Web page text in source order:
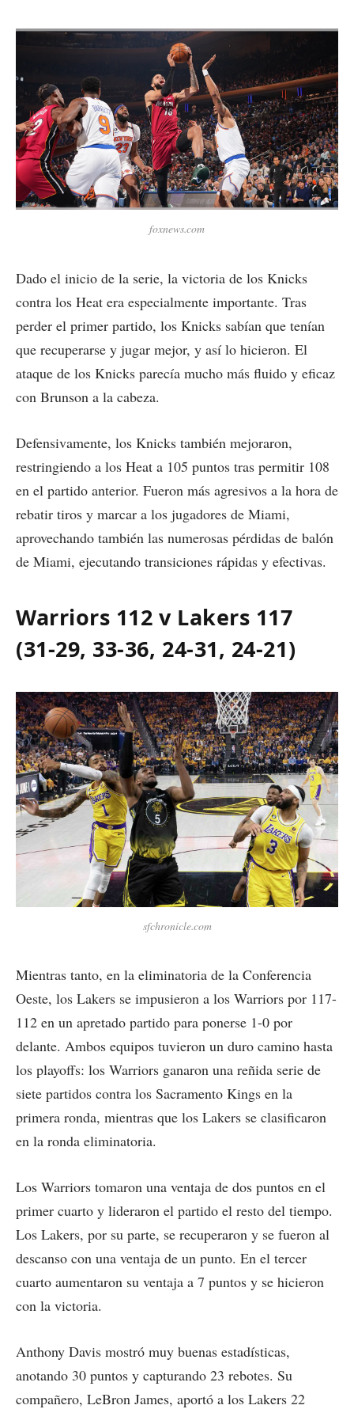
foxnews.com
Dado el inicio de la serie, la victoria de los Knicks
contra los Heat era especialmente importante. Tras
perder el primer partido, los Knicks sabían que tenían
que recuperarse y jugar mejor, y así lo hicieron. El
ataque de los Knicks parecía mucho más fluido y eficaz
con Brunson a la cabeza.
Defensivamente, los Knicks también mejoraron,
restringiendo a los Heat a 105 puntos tras permitir 108
en el partido anterior. Fueron más agresivos a la hora de
rebatir tiros y marcar a los jugadores de Miami,
aprovechando también las numerosas pérdidas de balón
de Miami, ejecutando transiciones rápidas y efectivas.
Warriors 112 v Lakers 117
(31-29, 33-36, 24-31, 24-21)
sfchronicle.com
Mientras tanto, en la eliminatoria de la Conferencia
Oeste, los Lakers se impusieron a los Warriors por 117-
112 en un apretado partido para ponerse 1-0 por
delante. Ambos equipos tuvieron un duro camino hasta
los playoffs: los Warriors ganaron una reñida serie de
siete partidos contra los Sacramento Kings en la
primera ronda, mientras que los Lakers se clasificaron
en la ronda eliminatoria.
Los Warriors tomaron una ventaja de dos puntos en el
primer cuarto y lideraron el partido el resto del tiempo.
Los Lakers, por su parte, se recuperaron y se fueron al
descanso con una ventaja de un punto. En el tercer
cuarto aumentaron su ventaja a 7 puntos y se hicieron
con la victoria.
Anthony Davis mostró muy buenas estadísticas,
anotando 30 puntos y capturando 23 rebotes. Su
compañero, LeBron James, aportó a los Lakers 22